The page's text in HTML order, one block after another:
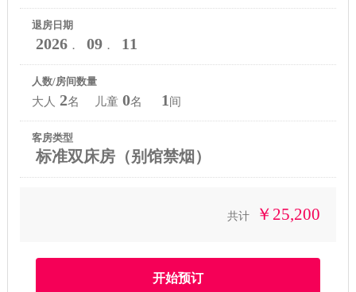
退房日期
2026． 09． 11
人数/房间数量
大人 2名 儿童 0名 1 间
客房类型
标准双床房（别馆禁烟）
共计 ￥25,200